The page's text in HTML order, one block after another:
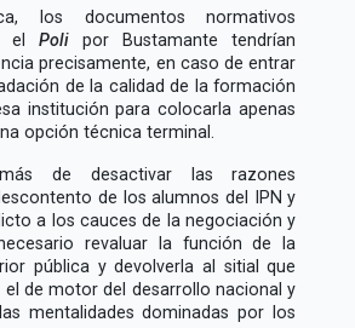
los documentos normativos
el Polipor Bustamante tendrían
precisamente, en caso de entrar
de la calidad de la formación
institución para colocarla apenas
opción técnica terminal.
de desactivar las razones
de los alumnos del IPN y
a los cauces de la negociación y
revaluar la función de la
pública y devolverla al sitial que
el de motor del desarrollo nacional y
mentalidades dominadas por los